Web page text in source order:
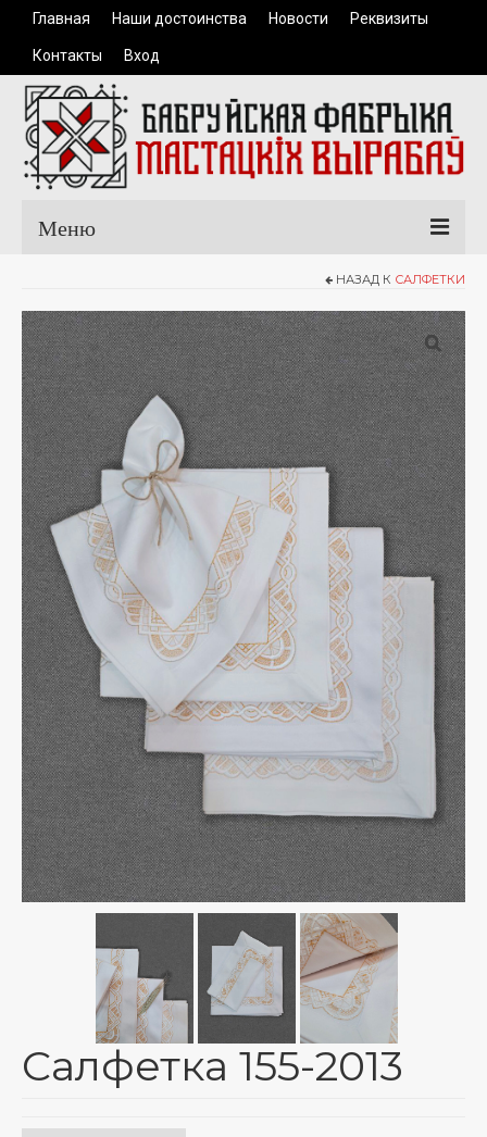
Главная Наши достоинства Новости Реквизиты
Контакты Вход
Меню
Каталог продукции
Одежда
Керамические изделия
Сувенирная продукция
Доставка и оплата
Тарифы на пересылку почтовых отправлений
Маршруты – зональное деление
Адреса отделений ЗАО “Европочта”
График доставки по Беларуси СООО “M&M
Милитцер & Мюнх”
О нас
Корзина
НАЗАД К САЛФЕТКИ
Салфетка 155-2013